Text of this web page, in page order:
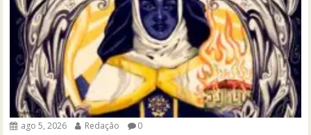
ago 5, 2026 Redação 0